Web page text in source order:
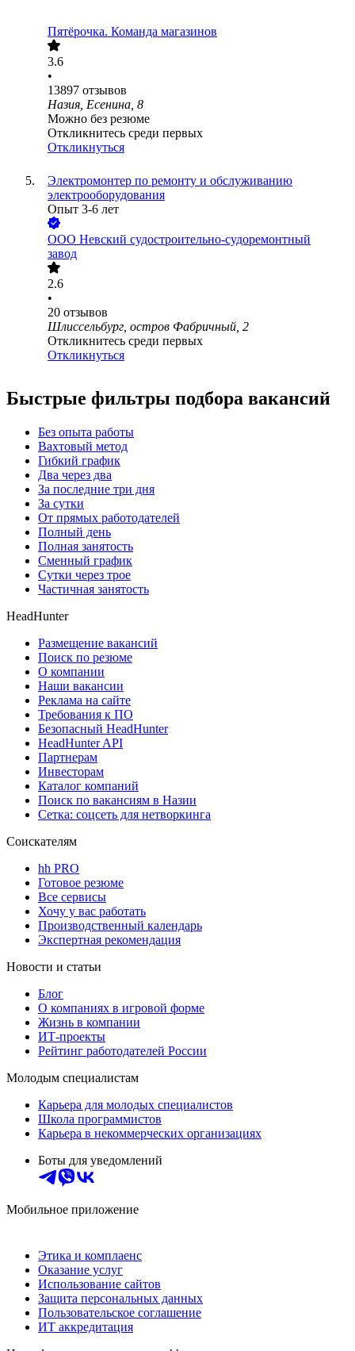
Пятёрочка. Команда магазинов
3.6
•
13897 отзывов
Назия, Есенина, 8
Можно без резюме
Откликнитесь среди первых
Откликнуться
Электромонтер по ремонту и обслуживанию
электрооборудования
Опыт 3-6 лет
ООО Невский судостроительно-судоремонтный
завод
2.6
•
20 отзывов
Шлиссельбург, остров Фабричный, 2
Откликнитесь среди первых
Откликнуться
Быстрые фильтры подбора вакансий
Без опыта работы
Вахтовый метод
Гибкий график
Два через два
За последние три дня
За сутки
От прямых работодателей
Полный день
Полная занятость
Сменный график
Сутки через трое
Частичная занятость
HeadHunter
Размещение вакансий
Поиск по резюме
О компании
Наши вакансии
Реклама на сайте
Требования к ПО
Безопасный HeadHunter
HeadHunter API
Партнерам
Инвесторам
Каталог компаний
Поиск по вакансиям в Назии
Сетка: соцсеть для нетворкинга
Соискателям
hh PRO
Готовое резюме
Все сервисы
Хочу у вас работать
Производственный календарь
Экспертная рекомендация
Новости и статьи
Блог
О компаниях в игровой форме
Жизнь в компании
ИТ-проекты
Рейтинг работодателей России
Молодым специалистам
Карьера для молодых специалистов
Школа программистов
Карьера в некоммерческих организациях
Боты для уведомлений
Мобильное приложение
Этика и комплаенс
Оказание услуг
Использование сайтов
Защита персональных данных
Пользовательское соглашение
ИТ аккредитация